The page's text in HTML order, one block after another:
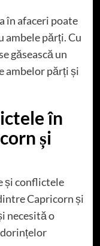
în afaceri poate
ambele părți. Cu
găsească un
ambelor părți și
în
și
și conflictele
Capricorn și
necesită o